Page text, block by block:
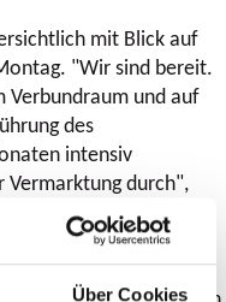
Über Cookies
mit Blick auf
"Wir sind bereit.
Verbundraum und auf
des
intensiv
durch",
Rhein-
-kunden sind
-kunden können sich